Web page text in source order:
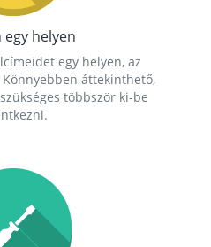
egy helyen
egy helyen, az
áttekinthető,
többször ki-be